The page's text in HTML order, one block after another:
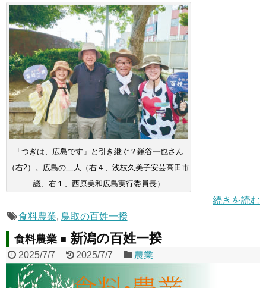
「つぎは、広島です」と引き継ぐ？鎌谷一也さん
（右2）。広島の二人（右４、浅枝久美子安芸高田市
議、右１、西原美和広島実行委員長）
続きを読む
食料農業, 鳥取の百姓一揆
食料農業 ■ 新潟の百姓一揆
2025/7/7 2025/7/7 農業